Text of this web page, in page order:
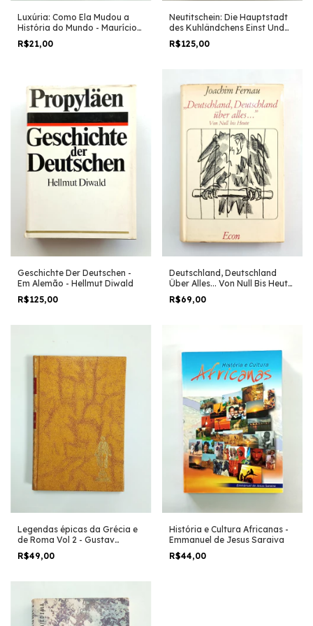
Luxúria: Como Ela Mudou a
História do Mundo - Maurício
Horta
R$21,00
Neutitschein: Die Hauptstadt
des Kuhländchens Einst Und
Heute - Wolfram Finfera
R$125,00
Geschichte Der Deutschen -
Em Alemão - Hellmut Diwald
R$125,00
Deutschland, Deutschland
Über Alles... Von Null Bis Heute
- Em Alemão - Joachim Fernau
R$69,00
Legendas épicas da Grécia e
de Roma Vol 2 - Gustav
Schwab
R$49,00
História e Cultura Africanas -
Emmanuel de Jesus Saraiva
R$44,00